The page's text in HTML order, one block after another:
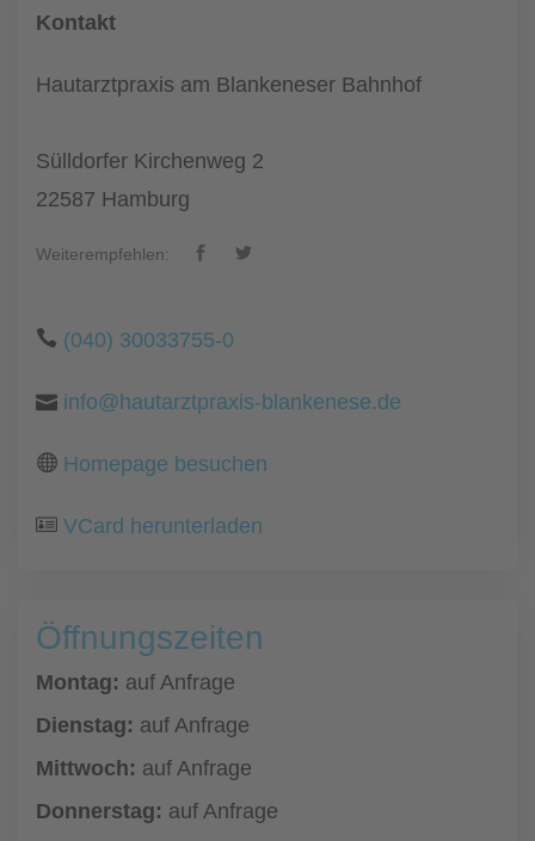
Kontakt
Hautarztpraxis am Blankeneser Bahnhof
Sülldorfer Kirchenweg 2
22587 Hamburg
Weiterempfehlen:
(040) 30033755-0
info@hautarztpraxis-blankenese.de
Homepage besuchen
VCard herunterladen
Öffnungszeiten
Montag: auf Anfrage
Dienstag: auf Anfrage
Mittwoch: auf Anfrage
Donnerstag: auf Anfrage